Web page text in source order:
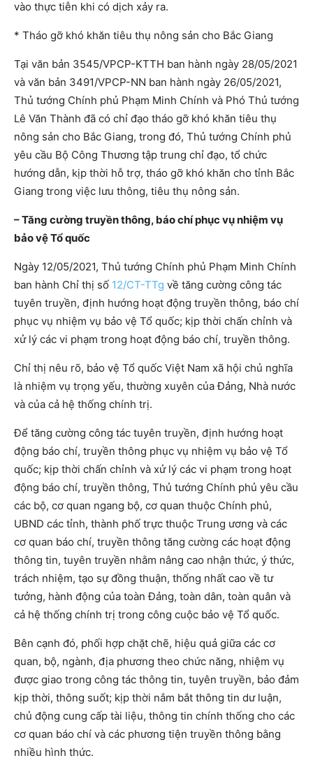
vào thực tiễn khi có dịch xảy ra.
* Tháo gỡ khó khăn tiêu thụ nông sản cho Bắc Giang
Tại văn bản 3545/VPCP-KTTH ban hành ngày 28/05/2021
và văn bản 3491/VPCP-NN ban hành ngày 26/05/2021,
Thủ tướng Chính phủ Phạm Minh Chính và Phó Thủ tướng
Lê Văn Thành đã có chỉ đạo tháo gỡ khó khăn tiêu thụ
nông sản cho Bắc Giang, trong đó, Thủ tướng Chính phủ
yêu cầu Bộ Công Thương tập trung chỉ đạo, tổ chức
hướng dẫn, kịp thời hỗ trợ, tháo gỡ khó khăn cho tỉnh Bắc
Giang trong việc lưu thông, tiêu thụ nông sản.
– Tăng cường truyền thông, báo chí phục vụ nhiệm vụ
bảo vệ Tổ quốc
Ngày 12/05/2021, Thủ tướng Chính phủ Phạm Minh Chính
ban hành Chỉ thị số 12/CT-TTg về tăng cường công tác
tuyên truyền, định hướng hoạt động truyền thông, báo chí
phục vụ nhiệm vụ bảo vệ Tổ quốc; kịp thời chấn chỉnh và
xử lý các vi phạm trong hoạt động báo chí, truyền thông.
Chỉ thị nêu rõ, bảo vệ Tổ quốc Việt Nam xã hội chủ nghĩa
là nhiệm vụ trọng yếu, thường xuyên của Đảng, Nhà nước
và của cả hệ thống chính trị.
Để tăng cường công tác tuyên truyền, định hướng hoạt
động báo chí, truyền thông phục vụ nhiệm vụ bảo vệ Tổ
quốc; kịp thời chấn chỉnh và xử lý các vi phạm trong hoạt
động báo chí, truyền thông, Thủ tướng Chính phủ yêu cầu
các bộ, cơ quan ngang bộ, cơ quan thuộc Chính phủ,
UBND các tỉnh, thành phố trực thuộc Trung ương và các
cơ quan báo chí, truyền thông tăng cường các hoạt động
thông tin, tuyên truyền nhằm nâng cao nhận thức, ý thức,
trách nhiệm, tạo sự đồng thuận, thống nhất cao về tư
tưởng, hành động của toàn Đảng, toàn dân, toàn quân và
cả hệ thống chính trị trong công cuộc bảo vệ Tổ quốc.
Bên cạnh đó, phối hợp chặt chẽ, hiệu quả giữa các cơ
quan, bộ, ngành, địa phương theo chức năng, nhiệm vụ
được giao trong công tác thông tin, tuyên truyền, bảo đảm
kịp thời, thông suốt; kịp thời nắm bắt thông tin dư luận,
chủ động cung cấp tài liệu, thông tin chính thống cho các
cơ quan báo chí và các phương tiện truyền thông bằng
nhiều hình thức.